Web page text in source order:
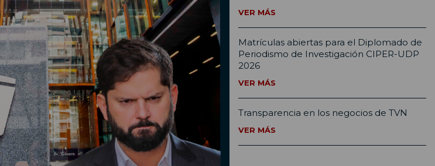
VER MÁS
Matrículas abiertas para el Diplomado de
Periodismo de Investigación CIPER-UDP
2026
VER MÁS
Transparencia en los negocios de TVN
VER MÁS